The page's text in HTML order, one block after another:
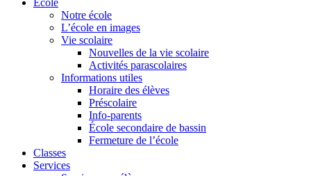
École
Notre école
L’école en images
Vie scolaire
Nouvelles de la vie scolaire
Activités parascolaires
Informations utiles
Horaire des élèves
Préscolaire
Info-parents
École secondaire de bassin
Fermeture de l’école
Classes
Services